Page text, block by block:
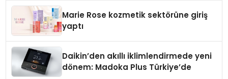
Marie Rose kozmetik sektörüne giriş
yaptı
Daikin’den akıllı iklimlendirmede yeni
dönem: Madoka Plus Türkiye’de